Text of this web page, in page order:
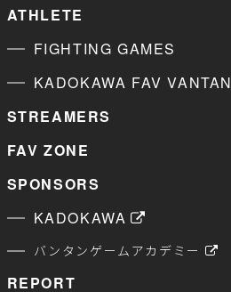
ATHLETE
FIGHTING GAMES
KADOKAWA FAV VANTAN
STREAMERS
FAV ZONE
SPONSORS
KADOKAWA
バンタンゲームアカデミー
REPORT